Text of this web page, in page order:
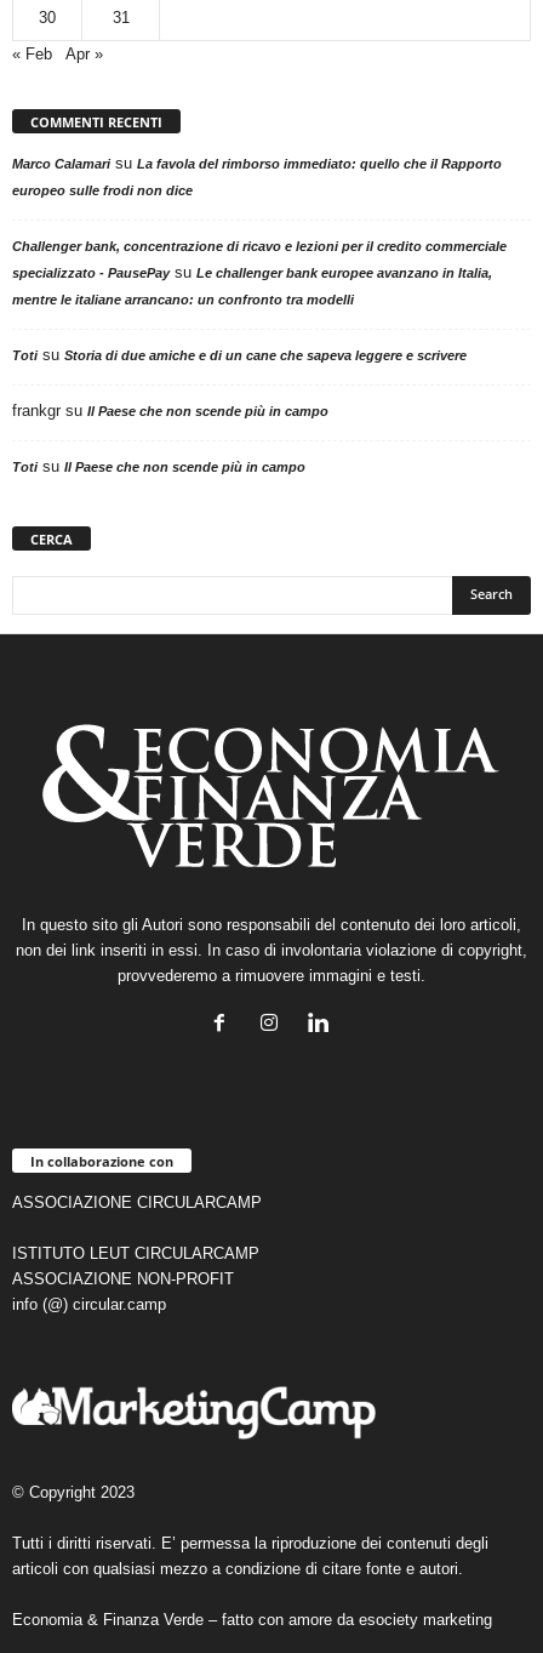
30
31
« Feb
Apr »
COMMENTI RECENTI
Marco Calamarisu La favola del rimborso immediato: quello che il Rapporto
europeo sulle frodi non dice
Challenger bank, concentrazione di ricavo e lezioni per il credito commerciale
specializzato - PausePaysu Le challenger bank europee avanzano in Italia,
mentre le italiane arrancano: un confronto tra modelli
Totisu Storia di due amiche e di un cane che sapeva leggere e scrivere
frankgr su Il Paese che non scende più in campo
Totisu Il Paese che non scende più in campo
CERCA
In questo sito gli Autori sono responsabili del contenuto dei loro articoli,
non dei link inseriti in essi. In caso di involontaria violazione di copyright,
provvederemo a rimuovere immagini e testi.
In collaborazione con
ASSOCIAZIONE CIRCULARCAMP
ISTITUTO LEUT CIRCULARCAMP
ASSOCIAZIONE NON-PROFIT
info (@) circular.camp
© Copyright 2023
Tutti i diritti riservati. E’ permessa la riproduzione dei contenuti degli
articoli con qualsiasi mezzo a condizione di citare fonte e autori.
Economia & Finanza Verde – fatto con amore da esociety marketing